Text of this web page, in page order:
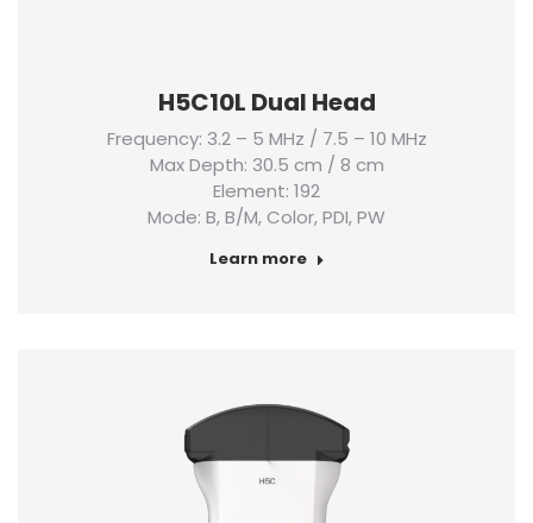
H5C10L Dual Head
Frequency: 3.2 – 5 MHz / 7.5 – 10 MHz
Max Depth: 30.5 cm / 8 cm
Element: 192
Mode: B, B/M, Color, PDI, PW
Learn more